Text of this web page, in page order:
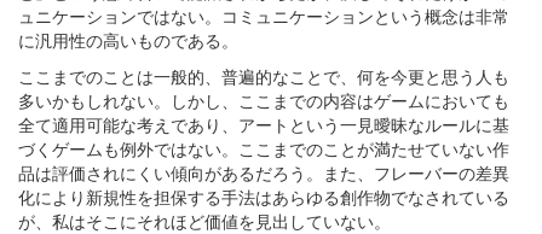
ュニケーションではない。コミュニケーションという概念は非常
に汎用性の高いものである。
ここまでのことは一般的、普遍的なことで、何を今更と思う人も
多いかもしれない。しかし、ここまでの内容はゲームにおいても
全て適用可能な考えであり、アートという一見曖昧なルールに基
づくゲームも例外ではない。ここまでのことが満たせていない作
品は評価されにくい傾向があるだろう。また、フレーバーの差異
化により新規性を担保する手法はあらゆる創作物でなされている
が、私はそこにそれほど価値を見出していない。